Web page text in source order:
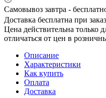
Самовывоз завтра -
Доставка бесплатна при
Цена действительна только
отличаться от цен в
Описание
Характеристики
Как купить
Оплата
Доставка